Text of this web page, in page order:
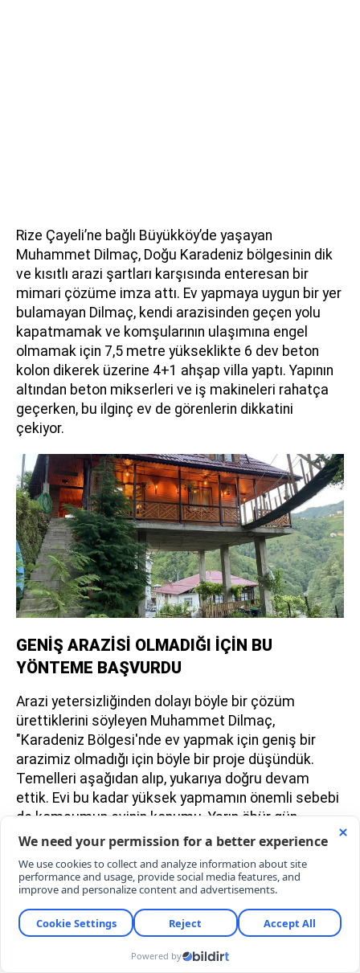
Rize Çayeli’ne bağlı Büyükköy’de yaşayan
Muhammet Dilmaç, Doğu Karadeniz bölgesinin dik
ve kısıtlı arazi şartları karşısında enteresan bir
mimari çözüme imza attı. Ev yapmaya uygun bir yer
bulamayan Dilmaç, kendi arazisinden geçen yolu
kapatmamak ve komşularının ulaşımına engel
olmamak için 7,5 metre yükseklikte 6 dev beton
kolon dikerek üzerine 4+1 ahşap villa yaptı. Yapının
altından beton mikserleri ve iş makineleri rahatça
geçerken, bu ilginç ev de görenlerin dikkatini
çekiyor.
GENİŞ ARAZİSİ OLMADIĞI İÇİN BU
YÖNTEME BAŞVURDU
Arazi yetersizliğinden dolayı böyle bir çözüm
ürettiklerini söyleyen Muhammet Dilmaç,
"Karadeniz Bölgesi'nde ev yapmak için geniş bir
arazimiz olmadığı için böyle bir proje düşündük.
Temelleri aşağıdan alıp, yukarıya doğru devam
ettik. Evi bu kadar yüksek yapmamın önemli sebebi
de komşumun evinin konumu. Yarın öbür gün
komşum da ev yapmak isterse beton mikserleri
santime kadar yükselttik. Arazinin eğiminden dolayı
6 kolonun yüksekliği 7,5 metreyi buluyor. Evin üst
katı 100 metrekare. Şu andaki haliyle evin altından
rahatlıkla mikser kamyonu geçebiliyor. Boş
zamanlarımı değerlendirerek bu evi inşa ettim" diye